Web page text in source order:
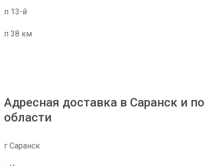
п 13-й
п 38 км
Адресная доставка в Саранск и по
области
г Саранск